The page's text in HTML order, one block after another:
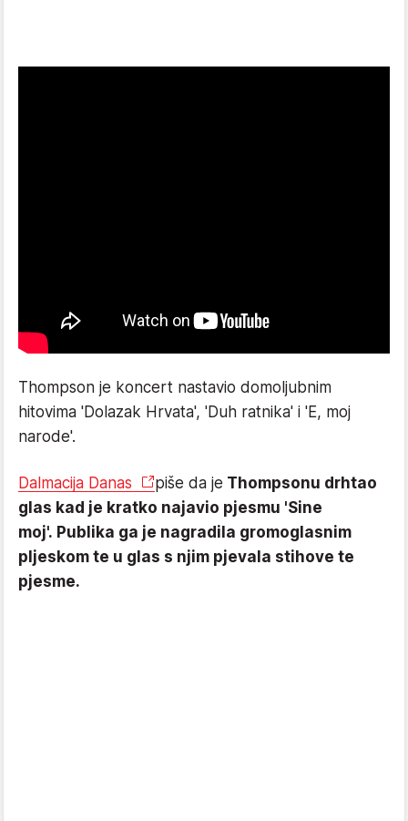
Thompson je koncert nastavio domoljubnim
hitovima 'Dolazak Hrvata', 'Duh ratnika' i 'E, moj
narode'.
Dalmacija Danas piše da je Thompsonu drhtao
glas kad je kratko najavio pjesmu 'Sine
moj'. Publika ga je nagradila gromoglasnim
pljeskom te u glas s njim pjevala stihove te
pjesme.